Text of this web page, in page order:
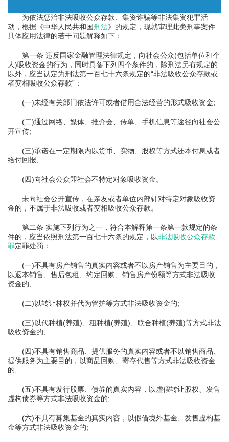
为依法惩治非法吸收公众存款、集资诈骗等非法集资犯罪活
动，根据《中华人民共和国刑法》的规定，现就审理此类刑事案件
具体应用法律的若干问题解释如下：
第一条 违反国家金融管理法律规定，向社会公众(包括单位和个
人)吸收资金的行为，同时具备下列四个条件的，除刑法另有规定的
以外，应当认定为刑法第一百七十六条规定的“非法吸收公众存款或
者变相吸收公众存款”：
(一)未经有关部门依法许可或者借用合法经营的形式吸收资金;
(二)通过网络、媒体、推介会、传单、手机信息等途径向社会公
开宣传;
(三)承诺在一定期限内以货币、实物、股权等方式还本付息或者
给付回报;
(四)向社会公众即社会不特定对象吸收资金。
未向社会公开宣传，在亲友或者单位内部针对特定对象吸收资
金的，不属于非法吸收或者变相吸收公众存款。
第二条 实施下列行为之一，符合本解释第一条第一款规定的条
件的，应当依照刑法第一百七十六条的规定，以非法吸收公众存款
罪定罪处罚：
(一)不具有房产销售的真实内容或者不以房产销售为主要目的，
以返本销售、售后包租、约定回购、销售房产份额等方式非法吸收
资金的;
(二)以转让林权并代为管护等方式非法吸收资金的;
(三)以代种植(养殖)、租种植(养殖)、联合种植(养殖)等方式非法
吸收资金的;
(四)不具有销售商品、提供服务的真实内容或者不以销售商品、
提供服务为主要目的，以商品回购、寄存代售等方式非法吸收资金
的;
(五)不具有发行股票、债券的真实内容，以虚假转让股权、发售
虚构债券等方式非法吸收资金的;
(六)不具有募集基金的真实内容，以假借境外基金、发售虚构基
金等方式非法吸收资金的;